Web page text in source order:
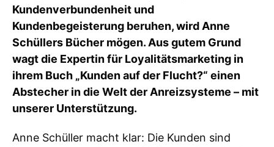
Kundenverbundenheit und
Kundenbegeisterung beruhen, wird Anne
Schüllers Bücher mögen. Aus gutem Grund
wagt die Expertin für Loyalitätsmarketing in
ihrem Buch „Kunden auf der Flucht?“ einen
Abstecher in die Welt der Anreizsysteme – mit
unserer Unterstützung.
Anne Schüller macht klar: Die Kunden sind